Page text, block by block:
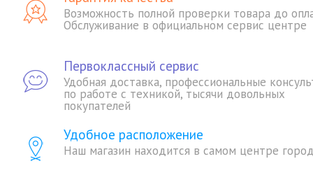
Возможность полной проверки товара до
Обслуживание в официальном сервис центре
Первоклассный сервис
Удобная доставка, профессиональные
по работе с техникой, тысячи довольных
покупателей
Удобное расположение
Наш магазин находится в самом центре